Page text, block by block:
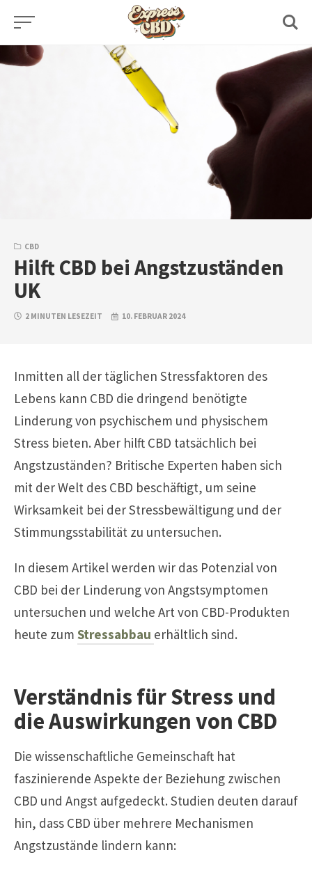
Skip
content
CBD
Hilft CBD bei Angstzuständen
UK
2 MINUTEN LESEZEIT 10. FEBRUAR 2024
Inmitten all der täglichen Stressfaktoren des
Lebens kann CBD die dringend benötigte
Linderung von psychischem und physischem
Stress bieten. Aber hilft CBD tatsächlich bei
Angstzuständen? Britische Experten haben sich
mit der Welt des CBD beschäftigt, um seine
Wirksamkeit bei der Stressbewältigung und der
Stimmungsstabilität zu untersuchen.
In diesem Artikel werden wir das Potenzial von
CBD bei der Linderung von Angstsymptomen
untersuchen und welche Art von CBD-Produkten
heute zum Stressabbau erhältlich sind.
Verständnis für Stress und
die Auswirkungen von CBD
Die wissenschaftliche Gemeinschaft hat
faszinierende Aspekte der Beziehung zwischen
CBD und Angst aufgedeckt. Studien deuten darauf
hin, dass CBD über mehrere Mechanismen
Angstzustände lindern kann: